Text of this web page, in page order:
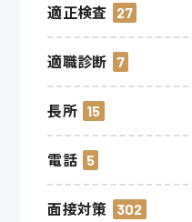
適正検査 27
適職診断 7
長所 15
電話 5
面接対策 302